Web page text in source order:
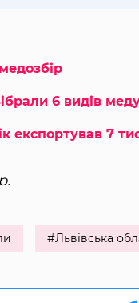
6 видів
експортував 7
#Львівська